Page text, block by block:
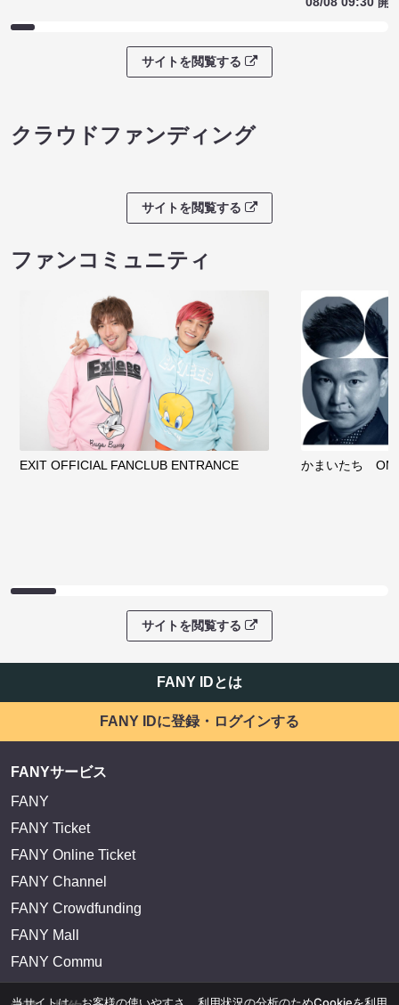
サイトを閲覧する
クラウドファンディング
サイトを閲覧する
ファンコミュニティ
EXIT OFFICIAL FANCLUB ENTRANCE かまいたち
サイトを閲覧する
FANY IDとは
FANY IDに登録・ログインする
FANYサービス
FANY
FANY Ticket
FANY Online Ticket
FANY Channel
FANY Crowdfunding
FANY Mall
FANY Commu